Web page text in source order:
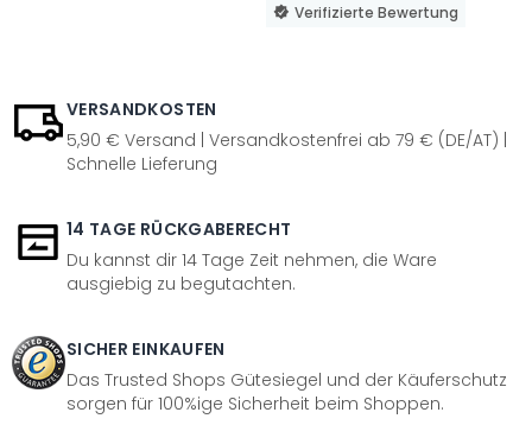
Verifizierte Bewertung
VERSANDKOSTEN
5,90 € Versand | Versandkostenfrei ab 79 € (DE/AT) |
Schnelle Lieferung
14 TAGE RÜCKGABERECHT
Du kannst dir 14 Tage Zeit nehmen, die Ware
ausgiebig zu begutachten.
SICHER EINKAUFEN
Das Trusted Shops Gütesiegel und der Käuferschutz
sorgen für 100%ige Sicherheit beim Shoppen.